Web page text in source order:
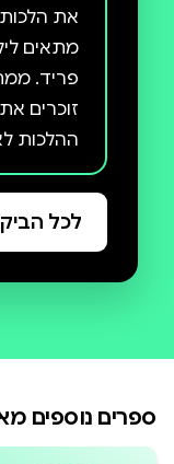
את
מתאים
פריד.
זוכרים
ההלכות
לכל
ספרים נוספים